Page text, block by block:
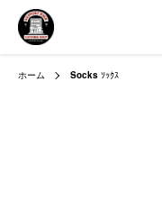
ホーム Socks ｿｯｸｽ